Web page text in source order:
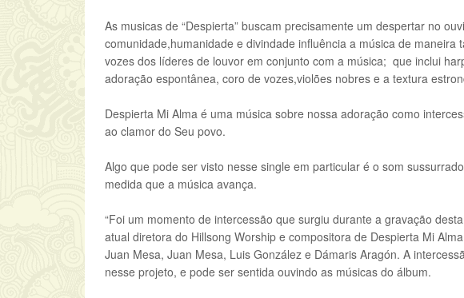
As musicas de “Despierta” buscam precisamente um despertar no
comunidade,humanidade e divindade influência a música de
vozes dos líderes de louvor em conjunto com a música; que inclui
adoração espontânea, coro de vozes,violões nobres e a textura
Despierta Mi Alma é uma música sobre nossa adoração como
ao clamor do Seu povo.
Algo que pode ser visto nesse single em particular é o som
medida que a música avança.
“Foi um momento de intercessão que surgiu durante a gravação
atual diretora do Hillsong Worship e compositora de Despierta Mi
Juan Mesa, Juan Mesa, Luis González e Dámaris Aragón. A
nesse projeto, e pode ser sentida ouvindo as músicas do álbum.